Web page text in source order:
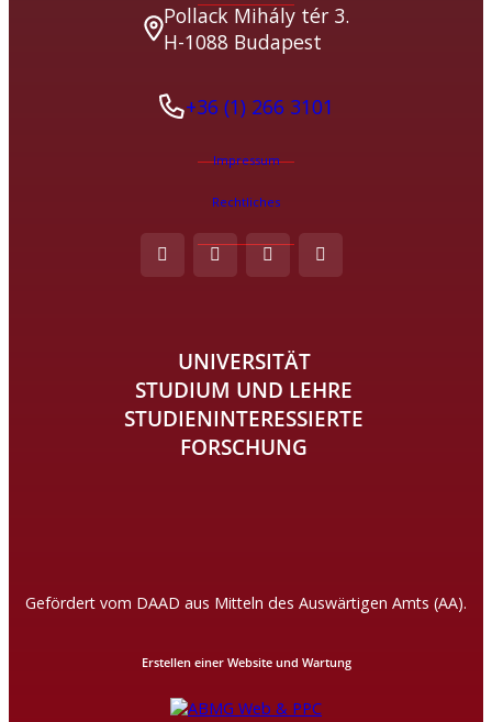
Pollack Mihály tér 3.
H-1088 Budapest
+36 (1) 266 3101
Impressum
Rechtliches
UNIVERSITÄT
STUDIUM UND LEHRE
STUDIENINTERESSIERTE
FORSCHUNG
Gefördert vom DAAD aus Mitteln des Auswärtigen Amts (AA).
Erstellen einer Website und Wartung